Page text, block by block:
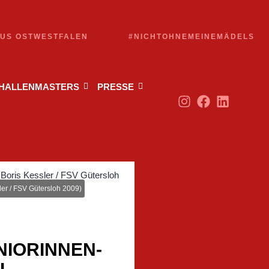
OSTWESTFALEN #NICHTOHNEMEINEMÄDELS
PRESSE
/ FSV Gütersloh 2009)